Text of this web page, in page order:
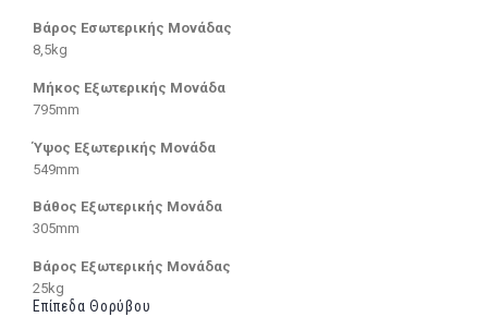
Βάρος Εσωτερικής Μονάδας
8,5kg
Μήκος Εξωτερικής Μονάδα
795mm
Ύψος Εξωτερικής Μονάδα
549mm
Βάθος Εξωτερικής Μονάδα
305mm
Βάρος Εξωτερικής Μονάδας
25kg
Επίπεδα Θορύβου